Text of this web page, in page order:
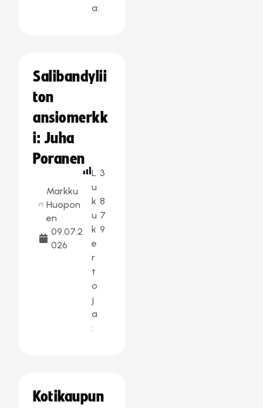
a:
Salibandylii
ton
ansiomerkk
i: Juha
Poranen
Markku
Huopon
en
09.07.2
026
L
u
k
u
k
e
r
t
o
j
a
:
3
8
7
9
Kotikaupun